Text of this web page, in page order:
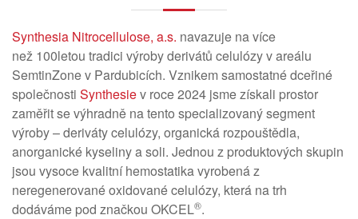
Synthesia Nitrocellulose, a.s. navazuje na více
než 100letou tradici výroby derivátů celulózy v areálu
SemtinZone v Pardubicích. Vznikem samostatné dceřiné
společnosti Synthesiev roce 2024 jsme získali prostor
zaměřit se výhradně na tento specializovaný segment
výroby – deriváty celulózy, organická rozpouštědla,
anorganické kyseliny a soli. Jednou z produktových skupin
jsou vysoce kvalitní hemostatika vyrobená z
neregenerované oxidované celulózy, která na trh
dodáváme pod značkou OKCEL®.